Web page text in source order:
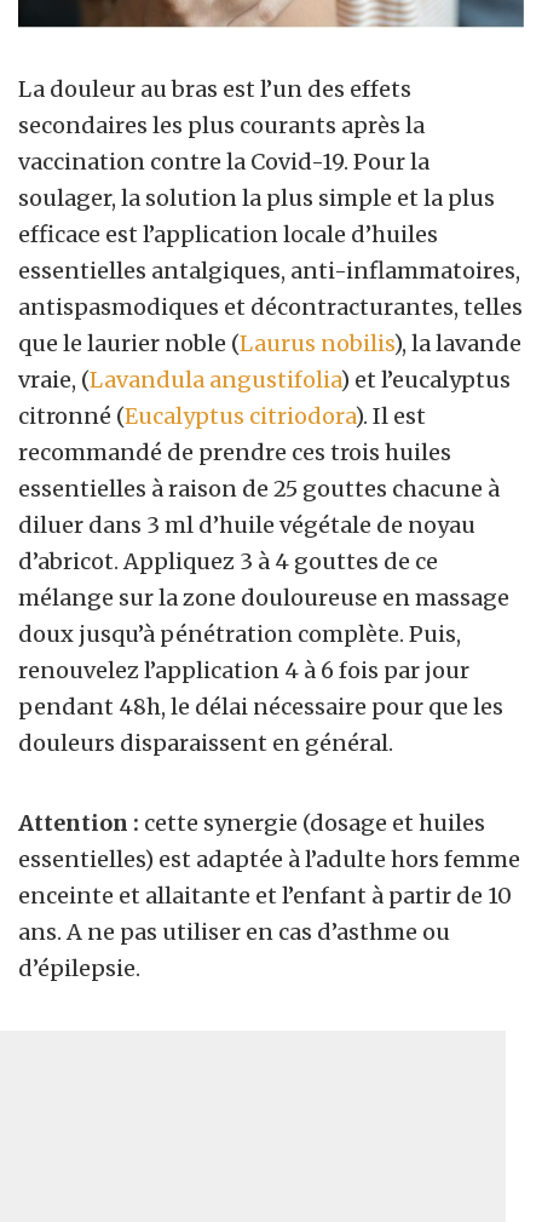
La douleur au bras est l’un des effets
secondaires les plus courants après la
vaccination contre la Covid-19. Pour la
soulager, la solution la plus simple et la plus
efficace est l’application locale d’huiles
essentielles antalgiques, anti-inflammatoires,
antispasmodiques et décontracturantes, telles
que le laurier noble (Laurus nobilis), la lavande
vraie, (Lavandula angustifolia) et l’eucalyptus
citronné (Eucalyptus citriodora). Il est
recommandé de prendre ces trois huiles
essentielles à raison de 25 gouttes chacune à
diluer dans 3 ml d’huile végétale de noyau
d’abricot. Appliquez 3 à 4 gouttes de ce
mélange sur la zone douloureuse en massage
doux jusqu’à pénétration complète. Puis,
renouvelez l’application 4 à 6 fois par jour
pendant 48h, le délai nécessaire pour que les
douleurs disparaissent en général.
Attention : cette synergie (dosage et huiles
essentielles) est adaptée à l’adulte hors femme
enceinte et allaitante et l’enfant à partir de 10
ans. A ne pas utiliser en cas d’asthme ou
d’épilepsie.